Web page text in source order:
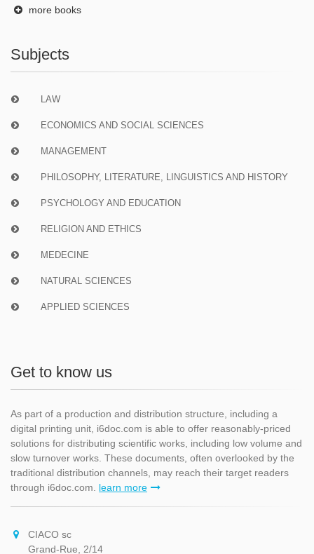
more books
Subjects
LAW
ECONOMICS AND SOCIAL SCIENCES
MANAGEMENT
PHILOSOPHY, LITERATURE, LINGUISTICS AND HISTORY
PSYCHOLOGY AND EDUCATION
RELIGION AND ETHICS
MEDECINE
NATURAL SCIENCES
APPLIED SCIENCES
Get to know us
As part of a production and distribution structure, including a
digital printing unit, i6doc.com is able to offer reasonably-priced
solutions for distributing scientific works, including low volume and
slow turnover works. These documents, often overlooked by the
traditional distribution channels, may reach their target readers
through i6doc.com. learn more
CIACO sc
Grand-Rue, 2/14